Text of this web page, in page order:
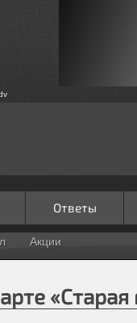
Ответы
Акции
«Старая